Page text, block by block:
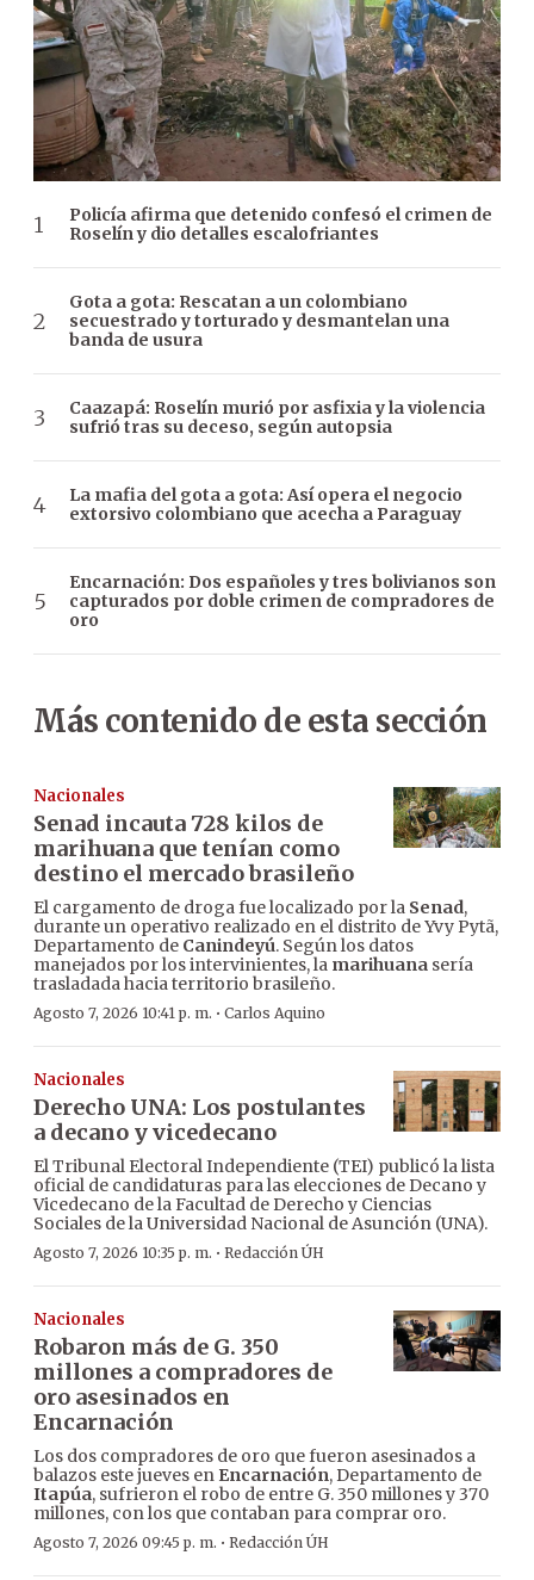
Policía afirma que detenido confesó el crimen de
Roselín y dio detalles escalofriantes
Gota a gota: Rescatan a un colombiano
secuestrado y torturado y desmantelan una
banda de usura
Caazapá: Roselín murió por asfixia y la violencia
sufrió tras su deceso, según autopsia
La mafia del gota a gota: Así opera el negocio
extorsivo colombiano que acecha a Paraguay
Encarnación: Dos españoles y tres bolivianos son
capturados por doble crimen de compradores de
oro
Más contenido de esta sección
Nacionales
Senad incauta 728 kilos de
marihuana que tenían como
destino el mercado brasileño
El cargamento de droga fue localizado por la Senad,
durante un operativo realizado en el distrito de Yvy Pytã,
Departamento de Canindeyú. Según los datos
manejados por los intervinientes, la marihuana sería
trasladada hacia territorio brasileño.
Agosto 7, 2026 10:41 p. m. · Carlos Aquino
Nacionales
Derecho UNA: Los postulantes
a decano y vicedecano
El Tribunal Electoral Independiente (TEI) publicó la lista
oficial de candidaturas para las elecciones de Decano y
Vicedecano de la Facultad de Derecho y Ciencias
Sociales de la Universidad Nacional de Asunción (UNA).
Agosto 7, 2026 10:35 p. m. · Redacción ÚH
Nacionales
Robaron más de G. 350
millones a compradores de
oro asesinados en
Encarnación
Los dos compradores de oro que fueron asesinados a
balazos este jueves en Encarnación, Departamento de
Itapúa, sufrieron el robo de entre G. 350 millones y 370
millones, con los que contaban para comprar oro.
Agosto 7, 2026 09:45 p. m. · Redacción ÚH